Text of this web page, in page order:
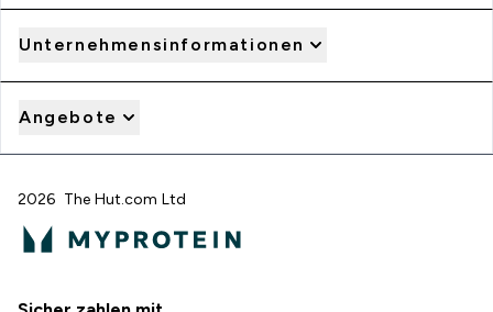
Unternehmensinformationen
Angebote
2026 The Hut.com Ltd